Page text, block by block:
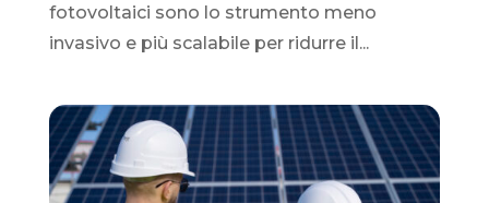
fotovoltaici sono lo strumento meno
invasivo e più scalabile per ridurre il...